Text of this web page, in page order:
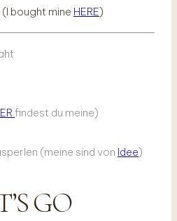
bought mine HERE)
findest du meine)
(meine sind von Idee)
GO